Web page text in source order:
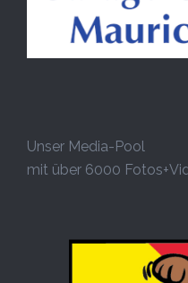
Unser Media-Pool
mit über 6000